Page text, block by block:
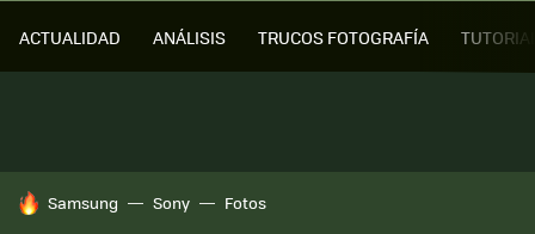
ACTUALIDAD ANÁLISIS TRUCOS FOTOGRAFÍA
HOY SE HABLA DE
Samsung Sony Fotos